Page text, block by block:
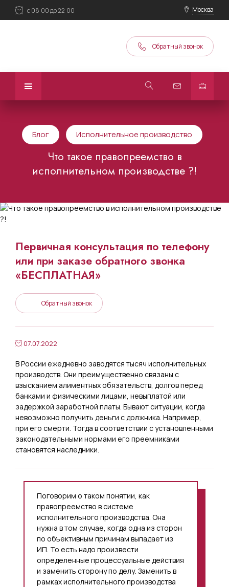
с 08:00 до 22:00 Москва
Обратный звонок
Блог Исполнительное производство
Что такое правопреемство в
исполнительном производстве ?!
Первичная консультация по телефону
или при заказе обратного звонка
«БЕСПЛАТНАЯ»
Обратный звонок
07.07.2022
В России ежедневно заводятся тысяч исполнительных
производств. Они преимущественно связаны с
взысканием алиментных обязательств, долгов перед
банками и физическими лицами, невыплатой или
задержкой заработной платы. Бывают ситуации, когда
невозможно получить деньги с должника. Например,
при его смерти. Тогда в соответствии с установленными
законодательными нормами его преемниками
становятся наследники.
Поговорим о таком понятии, как
правопреемство в системе
исполнительного производства. Она
нужна в том случае, когда одна из сторон
по объективным причинам выпадает из
ИП. То есть надо произвести
определенные процессуальные действия
и заменить сторону по делу. Заменить в
рамках исполнительного производства